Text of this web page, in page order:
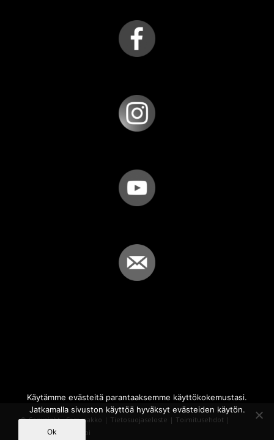
© Copyright - Sammakko | Tietosuojaseloste | Toimitusehdot |
Powered by
iQWebbi
Käytämme evästeitä parantaaksemme käyttökokemustasi.
Jatkamalla sivuston käyttöä hyväksyt evästeiden käytön.
Ok